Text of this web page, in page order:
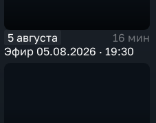
5 августа
16 мин
Эфир 05.08.2026 · 19:30